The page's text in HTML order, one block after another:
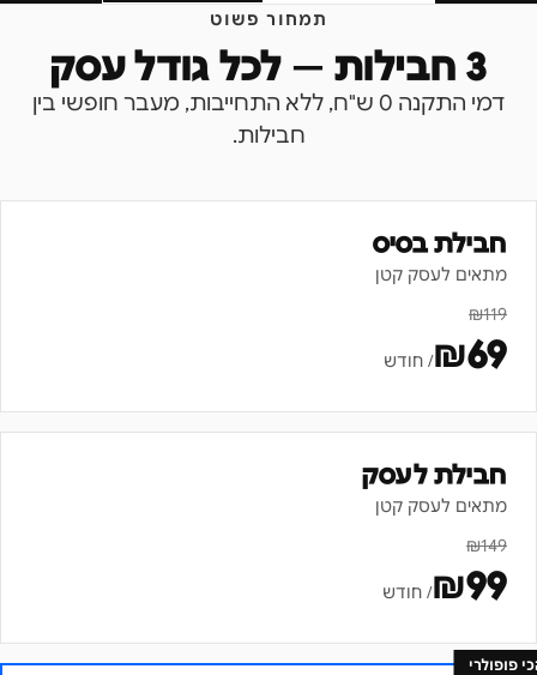
תמחור פשוט
3 חבילות — לכל גודל עסק
דמי התקנה 0 ש"ח, ללא התחייבות, מעבר חופשי בין
חבילות.
חבילת בסיס
מתאים לעסק קטן
₪119
₪69 / חודש
חבילת לעסק
מתאים לעסק קטן
₪149
₪99 / חודש
פופולרי